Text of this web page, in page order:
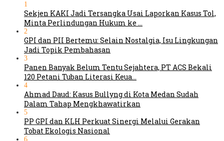
1
Sekjen KAKI Jadi Tersangka Usai Laporkan Kasus Tol,
Minta Perlindungan Hukum ke …
2
GPI dan PII Bertemu: Selain Nostalgia, Isu Lingkungan
Jadi Topik Pembahasan
3
Panen Banyak Belum Tentu Sejahtera, PT ACS Bekali
120 Petani Tuban Literasi Keua…
4
Ahmad Daud: Kasus Bullyng di Kota Medan Sudah
Dalam Tahap Mengkhawatirkan
5
PP GPI dan KLH Perkuat Sinergi Melalui Gerakan
Tobat Ekologis Nasional
6